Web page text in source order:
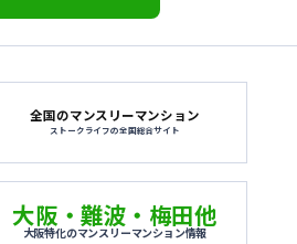
全国のマンスリーマンション
ストークライフの全国総合サイト
大阪・難波・梅田他
大阪特化のマンスリーマンション情報